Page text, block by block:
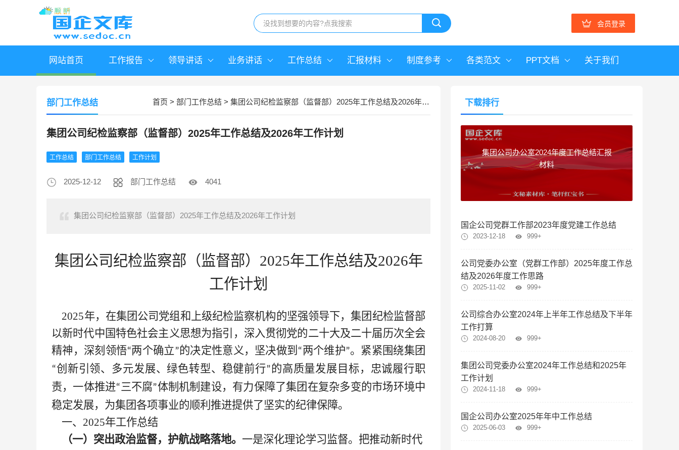
会员登录
网站首页 工作报告 领导讲话 业务讲话 工作总结 汇报材料 制度参考 各类范文 PPT文档 关于我们
首页 > 部门工作总结 > 集团公司纪检监察部（监督部）2025年工作总结及2026年工作计划
部门工作总结
集团公司纪检监察部（监督部）2025年工作总结及2026年工作计划
工作总结 部门工作总结 工作计划
2025-12-12 部门工作总结 4041
集团公司纪检监察部（监督部）2025年工作总结及2026年工作计划
集团公司纪检监察部（监督部） 2025年工作总结及2026年
工作计划
2025年，在集团公司党组和上级纪检监察机构的坚强领导下，集团纪检监督部
以新时代中国特色社会主义思想为指引，深入贯彻党的二十大及二十届历次全会
精神，深刻领悟“两个确立”的决定性意义，坚决做到 “两个维护”。紧紧围绕集团
“创新引领、多元发展、绿色转型、稳健前行”的高质量发展目标，忠诚履行职
责，一体推进“三不腐”体制机制建设，有力保障了集团在复杂多变的市场环境中
稳定发展，为集团各项事业的顺利推进提供了坚实的纪律保障。
一、 2025年工作总结
（一）突出政治监督，护航战略落地。 一是深化理论学习监督。把推动新时代
下载排行
集团公司办公室2024年度工作总结汇报
材料
国企公司党群工作部2023年度党建工作总结
2023-12-18 999+
公司党委办公室（党群工作部）2025年度工作总
结及2026年度工作思路
2025-11-02 999+
公司综合办公室2024年上半年工作总结及下半年
工作打算
2024-08-20 999+
集团公司党委办公室2024年工作总结和2025年
工作计划
2024-11-18 999+
国企公司办公室2025年年中工作总结
2025-06-03 999+